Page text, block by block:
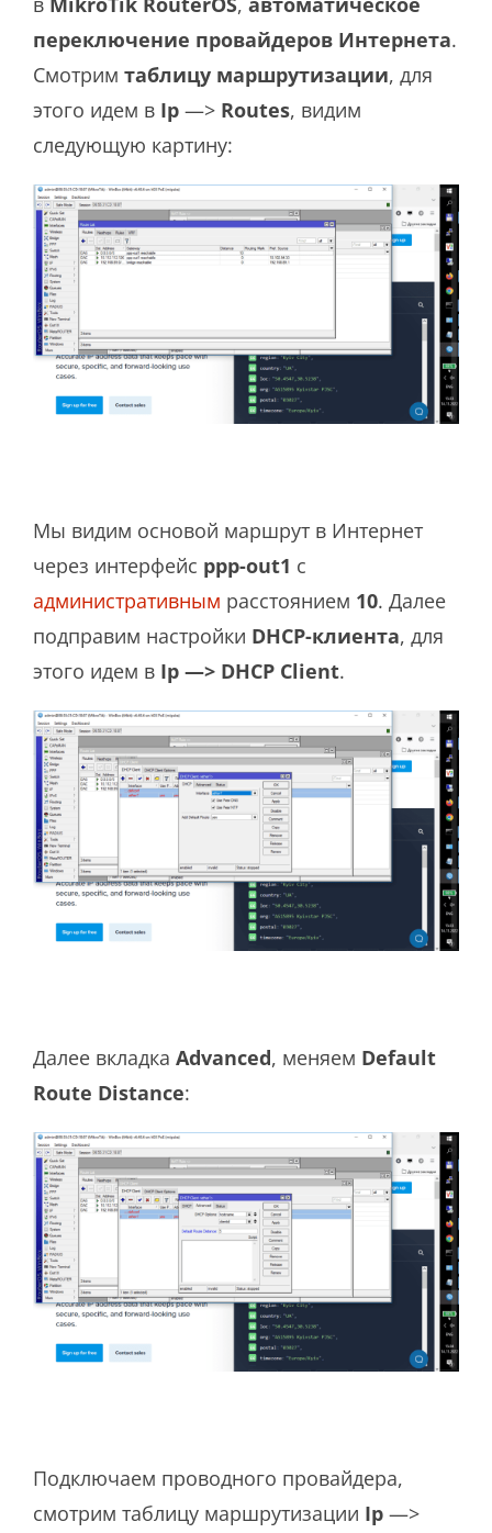
переключение провайдеров Интернета.
Смотрим таблицу маршрутизации, для
этого идем в Ip —> Routes, видим
следующую картину:
Мы видим основой маршрут в Интернет
через интерфейс ppp-out1 с
административным расстоянием 10. Далее
подправим настройки DHCP-клиента, для
этого идем в Ip —> DHCP Client.
Далее вкладка Advanced, меняем Default
Route Distance:
Подключаем проводного провайдера,
смотрим таблицу маршрутизации Ip —>